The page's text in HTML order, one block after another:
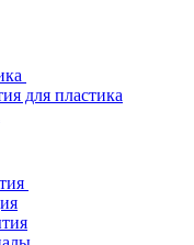
для пластика